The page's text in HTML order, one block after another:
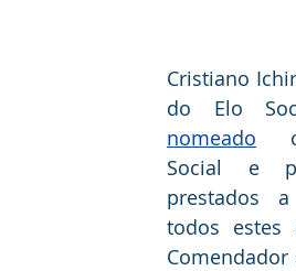
Cristiano
do Elo
nomeado
Social e
prestados
todos estes